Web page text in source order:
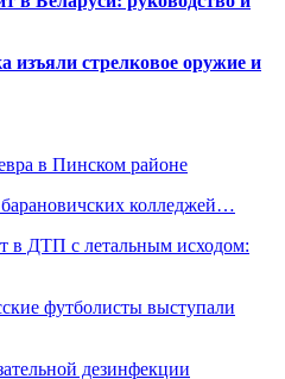
изъяли стрелковое оружие и
в Пинском районе
барановичских колледжей…
в ДТП с летальным исходом:
футболисты выступали
дезинфекции